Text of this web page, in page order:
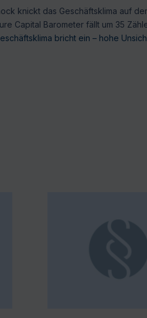
knickt das Geschäftsklima auf
Capital Barometer fällt um 35
bricht ein – hohe